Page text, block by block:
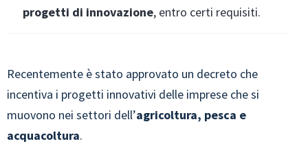
progetti di innovazione, entro certi requisiti.
Recentemente è stato approvato un decreto che
incentiva i progetti innovativi delle imprese che si
muovono nei settori dell’agricoltura, pesca e
acquacoltura.